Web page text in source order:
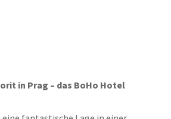
in Prag – das BoHo Hotel